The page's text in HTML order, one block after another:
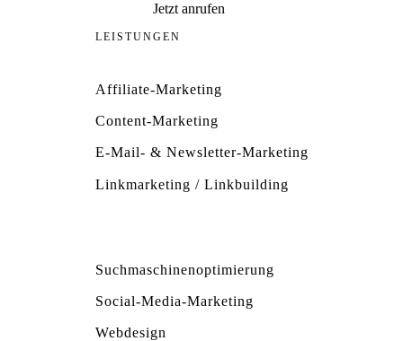
Jetzt anrufen
LEISTUNGEN
Affiliate-Marketing
Content-Marketing
E-Mail- & Newsletter-Marketing
Linkmarketing / Linkbuilding
Suchmaschinenoptimierung
Social-Media-Marketing
Webdesign